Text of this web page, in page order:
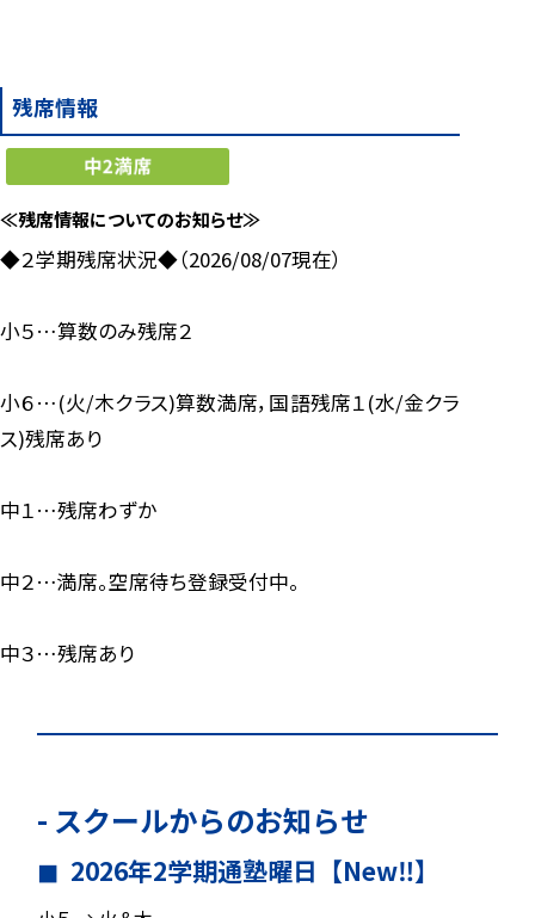
残席情報
≪残席情報についてのお知らせ≫
◆２学期残席状況◆（2026/08/07現在）
小５…算数のみ残席２
小６…(火/木クラス)算数満席，国語残席１(水/金クラ
ス)残席あり
中１…残席わずか
中２…満席。空席待ち登録受付中。
中３…残席あり
- スクールからのお知らせ
2026年2学期通塾曜日【New‼】